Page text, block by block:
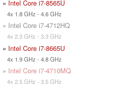
» Intel Core i7-8565U
4x 1.8 GHz - 4.6 GHz
» Intel Core i7-4712HQ
4x 2.3 GHz - 3.3 GHz
» Intel Core i7-8665U
4x 1.9 GHz - 4.8 GHz
» Intel Core i7-4710MQ
4x 2.5 GHz - 3.5 GHz